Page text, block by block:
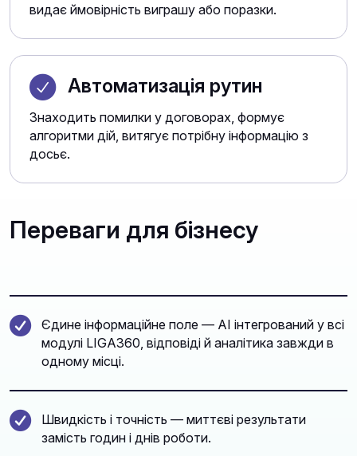
видає ймовірність виграшу або поразки.
Автоматизація рутин
Знаходить помилки у договорах, формує
алгоритми дій, витягує потрібну інформацію з
досьє.
Переваги для бізнесу
Єдине інформаційне поле — AI інтегрований у всі
модулі LIGA360, відповіді й аналітика завжди в
одному місці.
Швидкість і точність — миттєві результати
замість годин і днів роботи.